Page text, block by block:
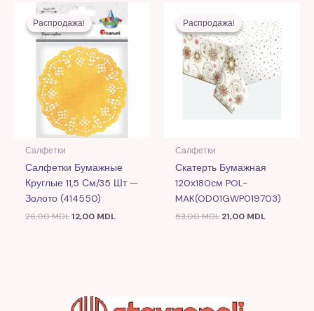
Распродажа!
Распродажа!
Салфетки
Салфетки Бумажные
Круглые 11,5 См/35 Шт —
Золото (414550)
26,00MDL
Первоначальная
цена
составляла
26,00 MDL.
12,00 MDL
цена:
12,00 MDL.
Распродажа!
Распродажа!
Салфетки
Скатерть Бумажная
120х180см POL-
MAK(OD01GWP019703)
53,00MDL
цена
составляла
53,00 MDL.
21,00 MDL
цена:
21,00 MDL.